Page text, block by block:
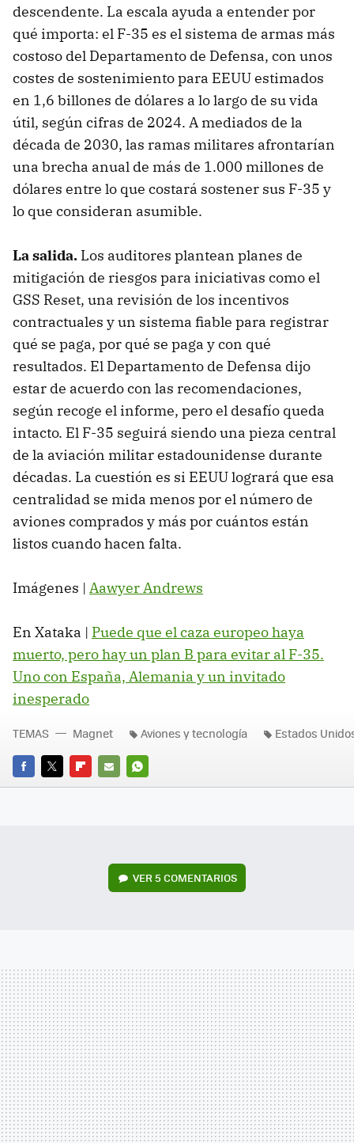
descendente. La escala ayuda a entender por
qué importa: el F-35 es el sistema de armas más
costoso del Departamento de Defensa, con unos
costes de sostenimiento para EEUU estimados
en 1,6 billones de dólares a lo largo de su vida
útil, según cifras de 2024. A mediados de la
década de 2030, las ramas militares afrontarían
una brecha anual de más de 1.000 millones de
dólares entre lo que costará sostener sus F-35 y
lo que consideran asumible.
La salida. Los auditores plantean planes de
mitigación de riesgos para iniciativas como el
GSS Reset, una revisión de los incentivos
contractuales y un sistema fiable para registrar
qué se paga, por qué se paga y con qué
resultados. El Departamento de Defensa dijo
estar de acuerdo con las recomendaciones,
según recoge el informe, pero el desafío queda
intacto. El F-35 seguirá siendo una pieza central
de la aviación militar estadounidense durante
décadas. La cuestión es si EEUU logrará que esa
centralidad se mida menos por el número de
aviones comprados y más por cuántos están
listos cuando hacen falta.
Imágenes | Aawyer Andrews
En Xataka | Puede que el caza europeo haya
muerto, pero hay un plan B para evitar al F-35.
Uno con España, Alemania y un invitado
inesperado
FACEBOOK
TWITTERFLIPBOARD
E-
WHATSAPP
TEMAS Magnet Aviones y tecnología Estados
VER5 COMENTARIOS